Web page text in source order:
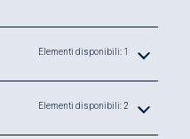
Elementi disponibili: 1
Elementi disponibili: 2